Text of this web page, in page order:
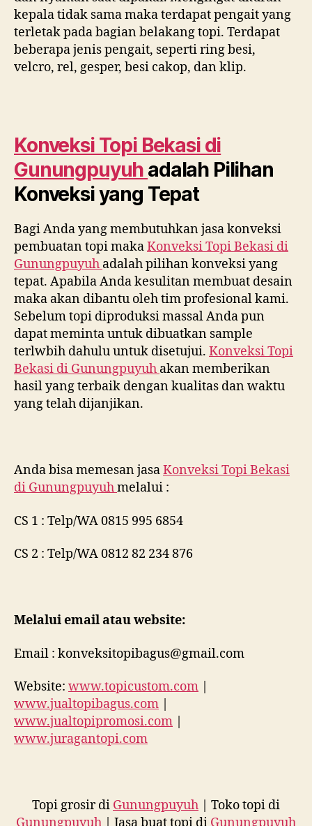
kepala tidak sama maka terdapat pengait yang
terletak pada bagian belakang topi. Terdapat
beberapa jenis pengait, seperti ring besi,
velcro, rel, gesper, besi cakop, dan klip.
Konveksi Topi Bekasi di
Gunungpuyuh adalah Pilihan
Konveksi yang Tepat
Bagi Anda yang membutuhkan jasa konveksi
pembuatan topi makaKonveksi Topi Bekasi di
Gunungpuyuh adalah pilihan konveksi yang
tepat. Apabila Anda kesulitan membuat desain
maka akan dibantu oleh tim profesional kami.
Sebelum topi diproduksi massal Anda pun
dapat meminta untuk dibuatkan sample
terlwbih dahulu untuk disetujui. Konveksi Topi
Bekasi di Gunungpuyuh akan memberikan
hasil yang terbaik dengan kualitas dan waktu
yang telah dijanjikan.
Anda bisa memesan jasaKonveksi Topi Bekasi
di Gunungpuyuhmelalui :
CS 1 : Telp/WA 0815 995 6854
CS 2 : Telp/WA 0812 82 234 876
Melalui email atau website:
Email : konveksitopibagus@gmail.com
Website: www.topicustom.com
www.jualtopibagus.com
www.jualtopipromosi.com
www.juragantopi.com
Topi grosir di Gunungpuyuh | Toko topi di